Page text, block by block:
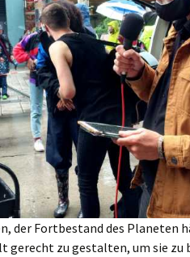
der Fortbestand des Planeten
gerecht zu gestalten, um sie zu